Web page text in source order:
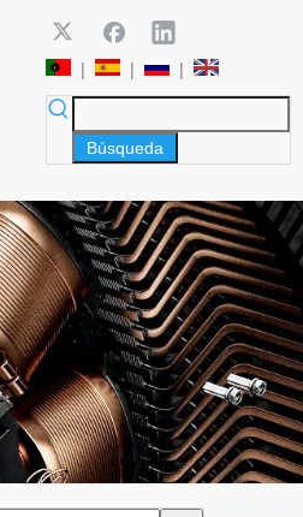
| | |
Búsqueda